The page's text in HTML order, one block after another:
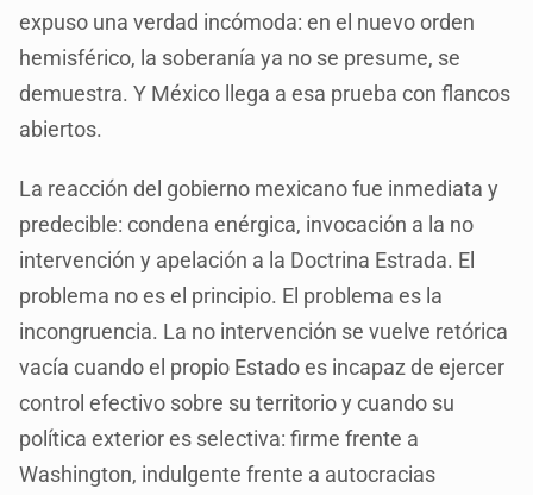
expuso una verdad incómoda: en el nuevo orden
hemisférico, la soberanía ya no se presume, se
demuestra. Y México llega a esa prueba con flancos
abiertos.
La reacción del gobierno mexicano fue inmediata y
predecible: condena enérgica, invocación a la no
intervención y apelación a la Doctrina Estrada. El
problema no es el principio. El problema es la
incongruencia. La no intervención se vuelve retórica
vacía cuando el propio Estado es incapaz de ejercer
control efectivo sobre su territorio y cuando su
política exterior es selectiva: firme frente a
Washington, indulgente frente a autocracias